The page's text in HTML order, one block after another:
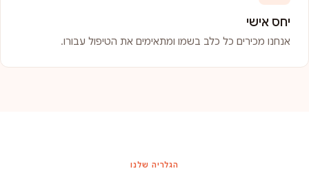
יחס אישי
אנחנו מכירים כל כלב בשמו ומתאימים את הטיפול עבורו.
הגלריה שלנו